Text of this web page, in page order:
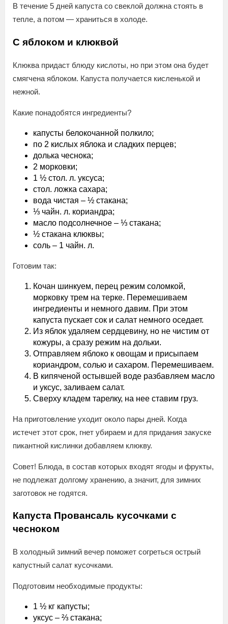
В течение 5 дней капуста со свеклой должна стоять в
тепле, а потом — храниться в холоде.
С яблоком и клюквой
Клюква придаст блюду кислоты, но при этом она будет
смягчена яблоком. Капуста получается кисленькой и
нежной.
Какие понадобятся ингредиенты?
капусты белокочанной полкило;
по 2 кислых яблока и сладких перцев;
долька чеснока;
2 морковки;
1 ½ стол. л. уксуса;
стол. ложка сахара;
вода чистая – ½ стакана;
⅓ чайн. л. кориандра;
масло подсолнечное – ⅓ стакана;
½ стакана клюквы;
соль – 1 чайн. л.
Готовим так:
Кочан шинкуем, перец режим соломкой,
морковку трем на терке. Перемешиваем
ингредиенты и немного давим. При этом
капуста пускает сок и салат немного оседает.
Из яблок удаляем сердцевину, но не чистим от
кожуры, а сразу режим на дольки.
Отправляем яблоко к овощам и присыпаем
кориандром, солью и сахаром. Перемешиваем.
В кипяченой остывшей воде разбавляем масло
и уксус, заливаем салат.
Сверху кладем тарелку, на нее ставим груз.
На приготовление уходит около пары дней. Когда
истечет этот срок, гнет убираем и для придания закуске
пикантной кислинки добавляем клюкву.
Совет! Блюда, в состав которых входят ягоды и фрукты,
не подлежат долгому хранению, а значит, для зимних
заготовок не годятся.
Капуста Провансаль кусочками с
чесноком
В холодный зимний вечер поможет согреться острый
капустный салат кусочками.
Подготовим необходимые продукты:
1 ½ кг капусты;
уксус – ⅔ стакана;